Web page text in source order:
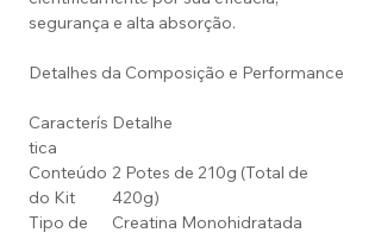
segurança e alta absorção.
Detalhes da Composição e Performance
Caracterís
tica
Detalhe
Conteúdo
do Kit
2 Potes de 210g (Total de
420g)
Tipo de
Creatina Monohidratada